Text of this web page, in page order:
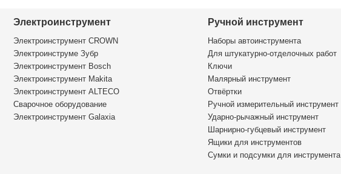
Электроинструмент
Электроинструмент CROWN
Электроинструме Зубр
Электроинструмент Bosch
Электроинструмент Makita
Электроинструмент ALTECO
Сварочное оборудование
Электроинструмент Galaxia
Ручной инструмент
Наборы автоинструмента
Для штукатурно-отделочных работ
Ключи
Малярный инструмент
Отвёртки
Ручной измерительный инструмент
Ударно-рычажный инструмент
Шарнирно-губцевый инструмент
Ящики для инструментов
Сумки и подсумки для инструмента